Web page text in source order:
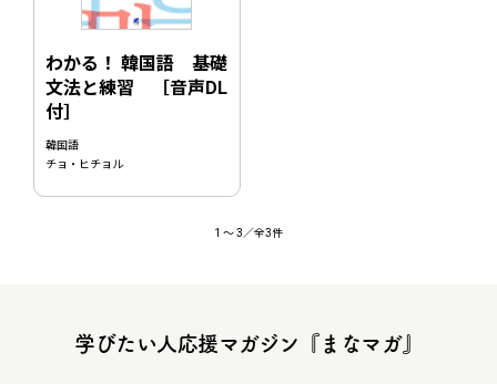
わかる！ 韓国語 基礎
文法と練習 ［音声DL
付］
韓国語
チョ・ヒチョル
1 〜3 ／全3件
学びたい人応援マガジン『まなマガ』